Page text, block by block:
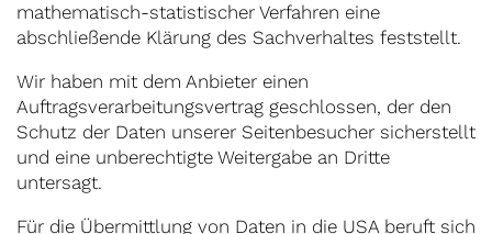
mathematisch-statistischer Verfahren eine
abschließende Klärung des Sachverhaltes feststellt.
Wir haben mit dem Anbieter einen
Auftragsverarbeitungsvertrag geschlossen, der den
Schutz der Daten unserer Seitenbesucher sicherstellt
und eine unberechtigte Weitergabe an Dritte
untersagt.
Für die Übermittlung von Daten in die USA beruft sich